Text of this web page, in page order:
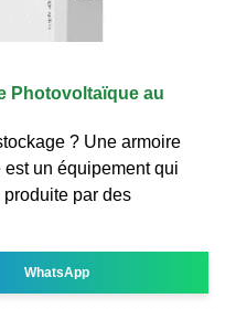
Photovoltaïque au
? Une armoire
un équipement qui
par des
WhatsApp